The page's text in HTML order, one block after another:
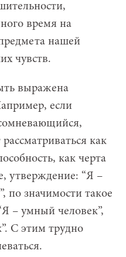
время на
нашей
чувств.
выражена
если
как
как черта
утверждение: “Я –
по значимости такое
– умный человек”,
С этим трудно